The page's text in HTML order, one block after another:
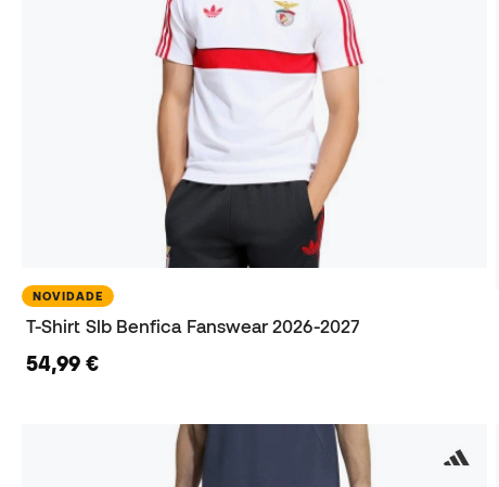
NOVIDADE
T-Shirt Slb Benfica Fanswear 2026-2027
54,99 €